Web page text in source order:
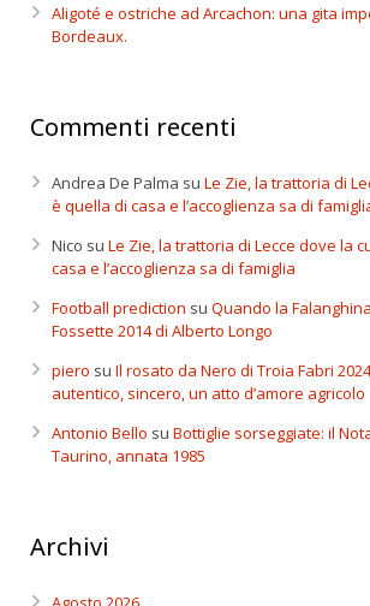
Aligoté e ostriche ad Arcachon: una gita
Bordeaux.
Commenti recenti
Andrea De Palma su Le Zie, la trattoria di
è quella di casa e l’accoglienza sa di
Nico su Le Zie, la trattoria di Lecce dove la
casa e l’accoglienza sa di famiglia
Football prediction su Quando la
Fossette 2014 di Alberto Longo
piero su Il rosato da Nero di Troia Fabri
autentico, sincero, un atto d’amore agricolo
Antonio Bello su Bottiglie sorseggiate: il
Taurino, annata 1985
Archivi